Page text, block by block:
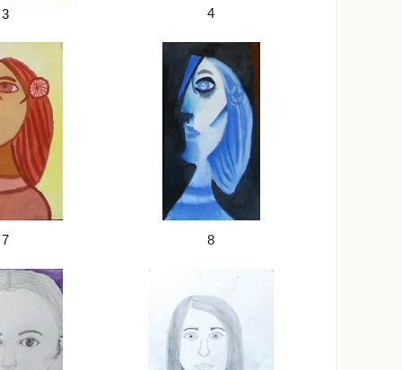
3 4
7 8